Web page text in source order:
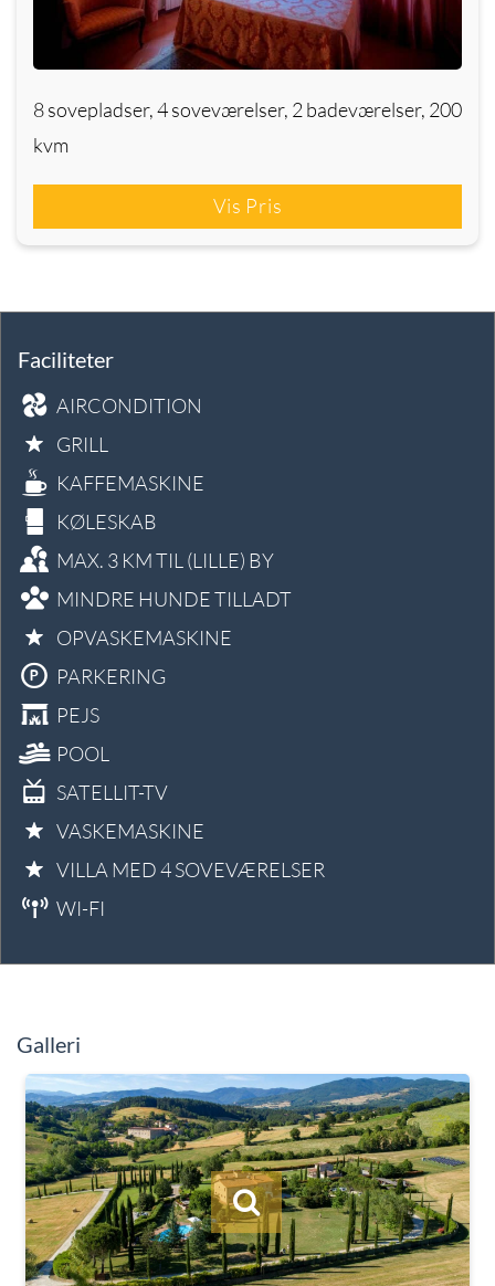
8 sovepladser, 4 soveværelser, 2 badeværelser, 200
kvm
Vis Pris
Faciliteter
AIRCONDITION
GRILL
KAFFEMASKINE
KØLESKAB
MAX. 3 KM TIL (LILLE) BY
MINDRE HUNDE TILLADT
OPVASKEMASKINE
PARKERING
PEJS
POOL
SATELLIT-TV
VASKEMASKINE
VILLA MED 4 SOVEVÆRELSER
WI-FI
Galleri